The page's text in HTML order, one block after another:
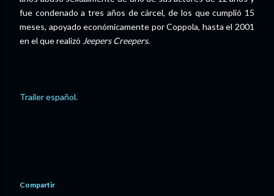
fue condenado a tres años de cárcel, de los que cumplió 15
meses, apoyado económicamente por Coppola, hasta el 2001
en el que realizó Jeepers Creepers.
Trailer español.
Compartir